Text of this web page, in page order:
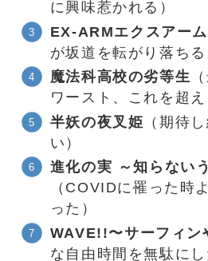
に興味惹かれる）
EX-ARMエクスアーム
が坂道を転がり落ちる
魔法科高校の劣等生
ワースト、これを超え
半妖の夜叉姫 （期待
い）
進化の実 ～知らない
（COVIDに罹った時
った）
WAVE!!〜サーフィン
な自由時間を無駄にし